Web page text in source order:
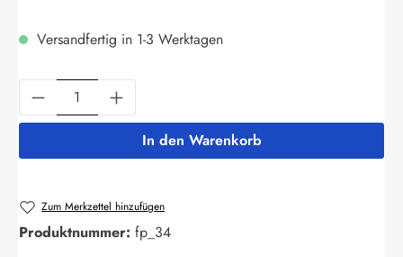
Versandfertig in 1-3 Werktagen
Produkt Anzahl: Gib den gewünschten
In den Warenkorb
Zum Merkzettel hinzufügen
Produktnummer: fp_34